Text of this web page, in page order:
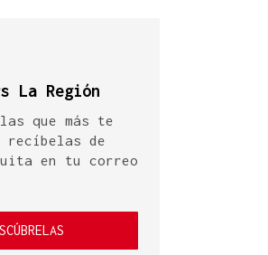
La Región
que más te
recíbelas de
en tu correo